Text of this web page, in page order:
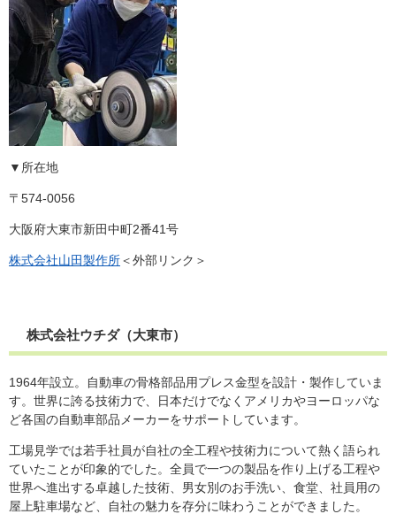
▼所在地
〒574-0056
大阪府大東市新田中町2番41号
株式会社山田製作所＜外部リンク＞
株式会社ウチダ（大東市）
1964年設立。自動車の骨格部品用プレス金型を設計・製作していま
す。世界に誇る技術力で、日本だけでなくアメリカやヨーロッパな
ど各国の自動車部品メーカーをサポートしています。
工場見学では若手社員が自社の全工程や技術力について熱く語られ
ていたことが印象的でした。全員で一つの製品を作り上げる工程や
世界へ進出する卓越した技術、男女別のお手洗い、食堂、社員用の
屋上駐車場など、自社の魅力を存分に味わうことができました。